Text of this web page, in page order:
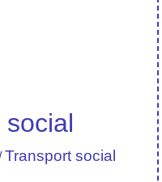
Transport social